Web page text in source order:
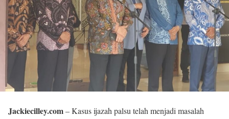
Jackiecilley.com– Kasus ijazah palsu telah menjadi masalah